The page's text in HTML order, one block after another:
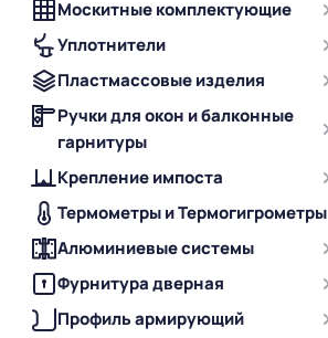
Москитные комплектующие
Уплотнители
Пластмассовые изделия
Ручки для окон и балконные
гарнитуры
Крепление импоста
Термометры и Термогигрометры
Алюминиевые системы
Фурнитура дверная
Профиль армирующий